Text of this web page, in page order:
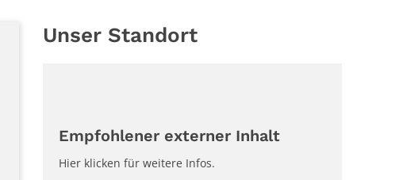
Unser Standort
Empfohlener externer Inhalt
Hier klicken für weitere Infos.